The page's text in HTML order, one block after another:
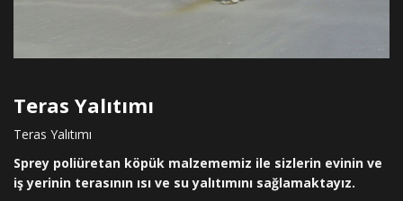
Teras Yalıtımı
Teras Yalıtımı
Sprey poliüretan köpük malzememiz ile sizlerin evinin ve
iş yerinin terasının ısı ve su yalıtımını sağlamaktayız.